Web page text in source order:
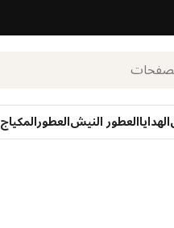
الهداياالعطور النيشالعطورالمكياج